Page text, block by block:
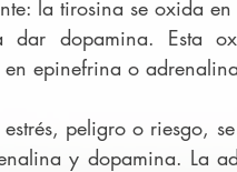
la tirosina se oxida
dar dopamina. Esta
epinefrina o
peligro o riesgo,
y dopamina. La